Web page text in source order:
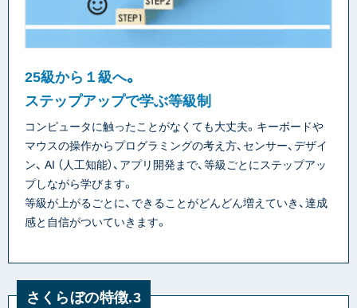
25級から１級へ。
ステップアップで学ぶ等級制
コンピュータに触ったことがなくても大丈夫。キーボードや
マウスの操作からプログラミングの考え方、センサー、デザイ
ン、 AI （人工知能）、アプリ開発まで、等級ごとにステップアッ
プしながら学びます。
等級が上がるごとに、できることがどんどん増えていき、達成
感と自信がついていきます。
さくらぼの特徴.3